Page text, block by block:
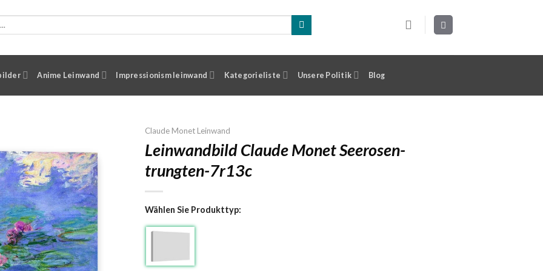
Anime Leinwand Impressionism leinwand Kategorieliste Unsere Politik Blog
Claude Monet Leinwand
Leinwandbild Claude Monet Seerosen-
trungten-7r13c
Wählen Sie Produkttyp: